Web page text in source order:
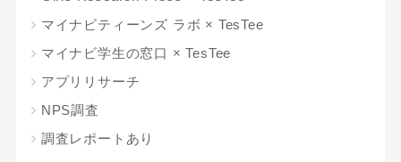
マイナビティーンズ ラボ × TesTee
マイナビ学生の窓口 × TesTee
アプリリサーチ
NPS調査
調査レポートあり